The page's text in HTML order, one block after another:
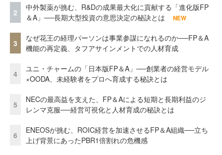
2
中外製薬が挑む、R&Dの成果最大化に貢献する「進化版FP
＆A」──長期大型投資の意思決定の秘訣とは
NEW
3
なぜ花王の経理パーソンは事業参謀になれるのか──FP＆A
機能の再定義、タフアサインメントでの人材育成
4
ユニ・チャームの「日本版FP＆A」──創業者の経営モデル
×OODA、未経験者をプロへ育成する秘訣とは
5
NECの最高益を支えた、FP＆Aによる短期と長期利益のジ
レンマ克服──経営可視化と人材育成の秘訣とは
6
ENEOSが挑む、ROIC経営を加速させるFP＆A組織──立ち
上げ背景にあったPBR1倍割れの危機感